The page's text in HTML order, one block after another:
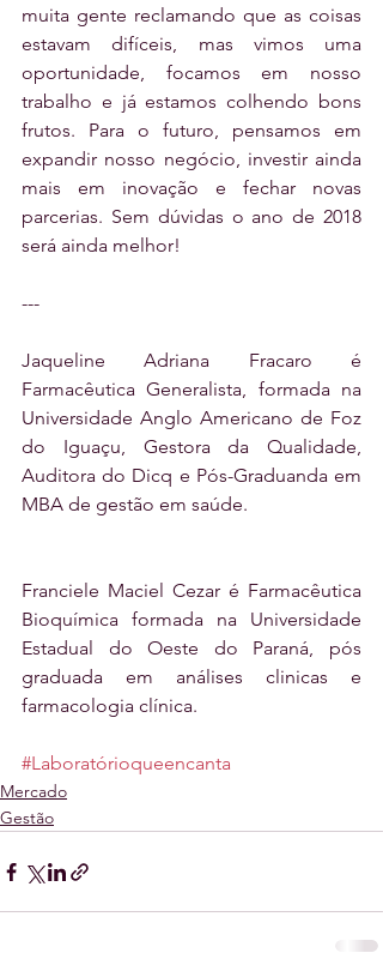
muita gente reclamando que as coisas
estavam difíceis, mas vimos uma
oportunidade, focamos em nosso
trabalho e já estamos colhendo bons
frutos. Para o futuro, pensamos em
expandir nosso negócio, investir ainda
mais em inovação e fechar novas
parcerias. Sem dúvidas o ano de 2018
será ainda melhor!
---
Jaqueline Adriana Fracaro é
Farmacêutica Generalista, formada na
Universidade Anglo Americano de Foz
do Iguaçu, Gestora da Qualidade,
Auditora do Dicq e Pós-Graduanda em
MBA de gestão em saúde.
Franciele Maciel Cezar é Farmacêutica
Bioquímica formada na Universidade
Estadual do Oeste do Paraná, pós
graduada em análises clinicas e
farmacologia clínica.
#Laboratórioqueencanta
Mercado
Gestão